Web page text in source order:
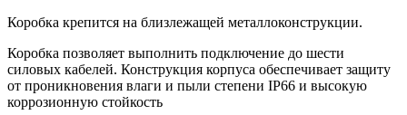
Коробка крепится на близлежащей металлоконструкции.
Коробка позволяет выполнить подключение до шести
силовых кабелей. Конструкция корпуса обеспечивает защиту
от проникновения влаги и пыли степени IP66 и высокую
коррозионную стойкость